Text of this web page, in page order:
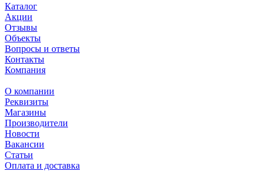
Каталог
Акции
Отзывы
Объекты
Вопросы и ответы
Контакты
Компания
О компании
Реквизиты
Магазины
Производители
Новости
Вакансии
Статьи
Оплата и доставка